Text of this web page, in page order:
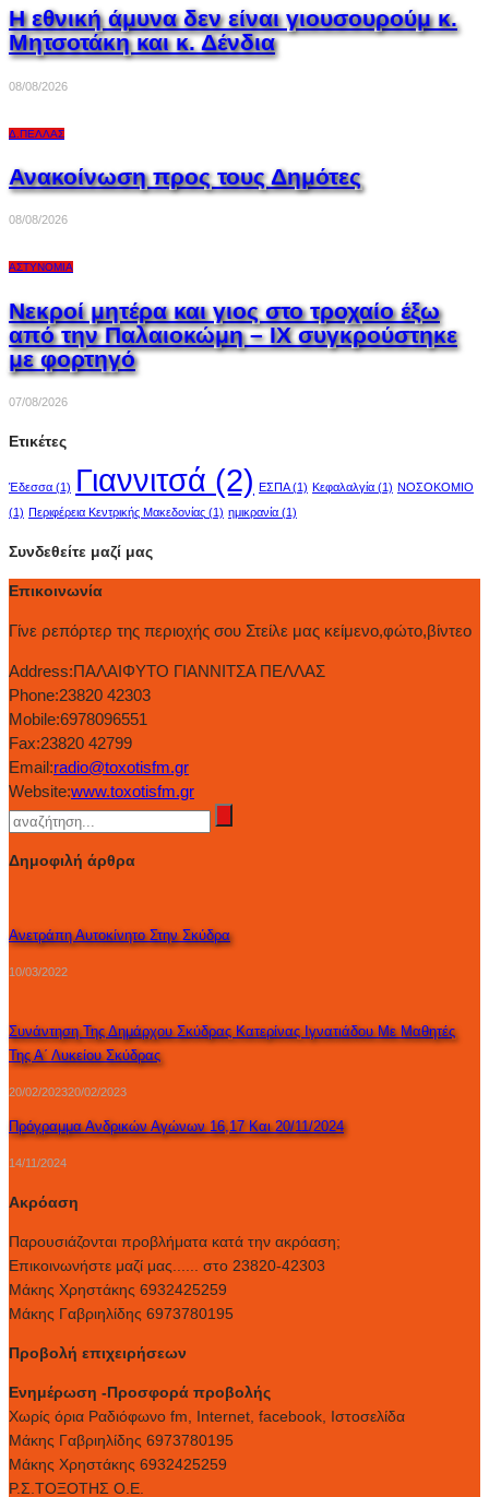
Η εθνική άμυνα δεν είναι γιουσουρούμ κ.
Μητσοτάκη και κ. Δένδια
08/08/2026
Δ.ΠΈΛΛΑΣ
Ανακοίνωση προς τους Δημότες
08/08/2026
ΑΣΤΥΝΟΜΊΑ
Νεκροί μητέρα και γιος στο τροχαίο έξω
από την Παλαιοκώμη – ΙΧ συγκρούστηκε
με φορτηγό
07/08/2026
Ετικέτες
Έδεσσα (1) Γιαννιτσά (2) ΕΣΠΑ(1) Κεφαλαλγία (1) ΝΟΣΟΚΟΜΙΟ
(1) Περιφέρεια Κεντρικής Μακεδονίας (1) ημικρανία (1)
Συνδεθείτε μαζί μας
Επικοινωνία
Γίνε ρεπόρτερ της περιοχής σου Στείλε μας κείμενο,φώτο,βίντεο
Address:ΠΑΛΑΙΦΥΤΟ ΓΙΑΝΝΙΤΣΑ ΠΕΛΛΑΣ
Phone:23820 42303
Mobile:6978096551
Fax:23820 42799
Email:radio@toxotisfm.gr
Website:www.toxotisfm.gr
Δημοφιλή άρθρα
Ανετράπη Αυτοκίνητο Στην Σκύδρα
10/03/2022
Συνάντηση Της Δημάρχου Σκύδρας Κατερίνας Ιγνατιάδου Με Μαθητές
Της Α΄ Λυκείου Σκύδρας
20/02/202320/02/2023
Πρόγραμμα Ανδρικών Αγώνων 16,17 Και 20/11/2024
14/11/2024
Ακρόαση
Παρουσιάζονται προβλήματα κατά την ακρόαση;
Επικοινωνήστε μαζί μας...... στο 23820-42303
Μάκης Χρηστάκης 6932425259
Μάκης Γαβριηλίδης 6973780195
Προβολή επιχειρήσεων
Ενημέρωση -Προσφορά προβολής
Xωρίς όρια Ραδιόφωνο fm, Internet, facebook, Ιστοσελίδα
Μάκης Γαβριηλίδης 6973780195
Μάκης Χρηστάκης 6932425259
Ρ.Σ.ΤΟΞΟΤΗΣ Ο.Ε.